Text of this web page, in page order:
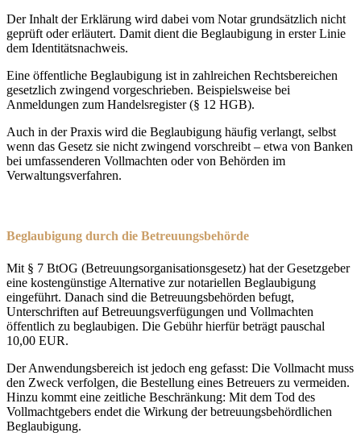
Der Inhalt der Erklärung wird dabei vom Notar grundsätzlich nicht
geprüft oder erläutert. Damit dient die Beglaubigung in erster Linie
dem Identitätsnachweis.
Eine öffentliche Beglaubigung ist in zahlreichen Rechtsbereichen
gesetzlich zwingend vorgeschrieben. Beispielsweise bei
Anmeldungen zum Handelsregister (§ 12 HGB).
Auch in der Praxis wird die Beglaubigung häufig verlangt, selbst
wenn das Gesetz sie nicht zwingend vorschreibt – etwa von Banken
bei umfassenderen Vollmachten oder von Behörden im
Verwaltungsverfahren.
Beglaubigung durch die Betreuungsbehörde
Mit § 7 BtOG (Betreuungsorganisationsgesetz) hat der Gesetzgeber
eine kostengünstige Alternative zur notariellen Beglaubigung
eingeführt. Danach sind die Betreuungsbehörden befugt,
Unterschriften auf Betreuungsverfügungen und Vollmachten
öffentlich zu beglaubigen. Die Gebühr hierfür beträgt pauschal
10,00 EUR.
Der Anwendungsbereich ist jedoch eng gefasst: Die Vollmacht muss
den Zweck verfolgen, die Bestellung eines Betreuers zu vermeiden.
Hinzu kommt eine zeitliche Beschränkung: Mit dem Tod des
Vollmachtgebers endet die Wirkung der betreuungsbehördlichen
Beglaubigung.